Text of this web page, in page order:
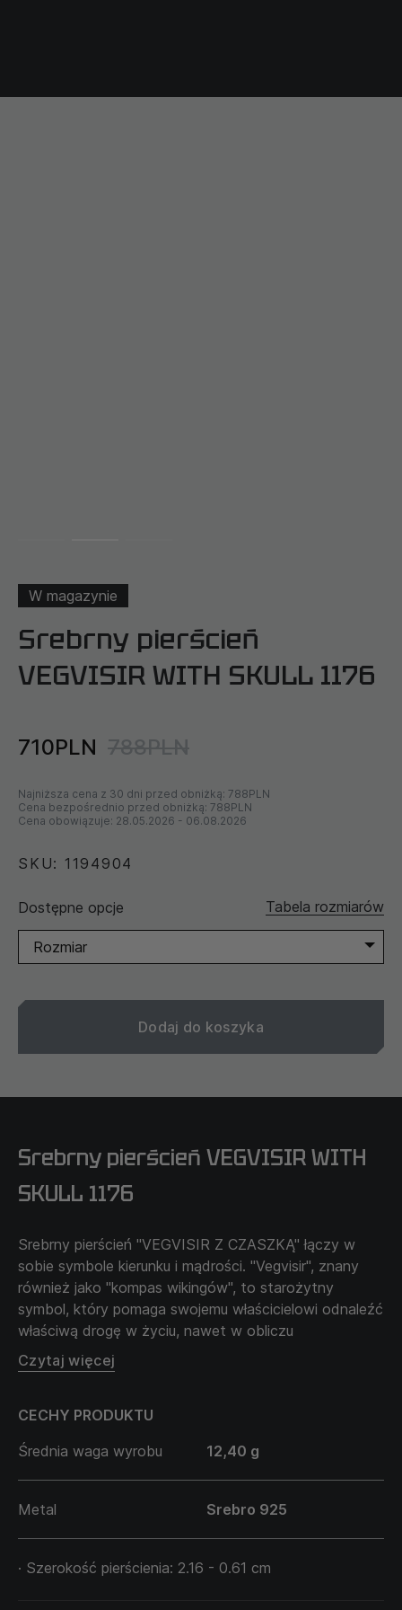
W magazynie
Srebrny pierścień
VEGVISIR WITH SKULL 1176
710PLN 788PLN
Najniższa cena z 30 dni przed obniżką: 788PLN
Cena bezpośrednio przed obniżką: 788PLN
Cena obowiązuje: 28.05.2026 - 06.08.2026
SKU: 1194904
Dostępne opcje Tabela rozmiarów
Rozmiar
Dodaj do koszyka
Srebrny pierścień VEGVISIR WITH
SKULL 1176
Srebrny pierścień "VEGVISIR Z CZASZKĄ" łączy w
sobie symbole kierunku i mądrości. "Vegvisir", znany
również jako "kompas wikingów", to starożytny
symbol, który pomaga swojemu właścicielowi odnaleźć
właściwą drogę w życiu, nawet w obliczu
największych trudności. Czaszka natomiast
symbolizuje mądrość i przypomina o ulotności życia,
istnienia.
Ten pierścień to nie tylko talizman ochronny, ale także
przypomnienie o znaczeniu świadomego wyboru
swojej drogi i stawiania czoła życiowym wyzwaniom z
mądrością i zrozumieniem. Idealny dla mężczyzn,
Czytaj więcej
CECHY PRODUKTU
Średnia waga wyrobu
12,40 g
Metal Srebro 925
· Szerokość pierścienia: 2.16 - 0.61 cm